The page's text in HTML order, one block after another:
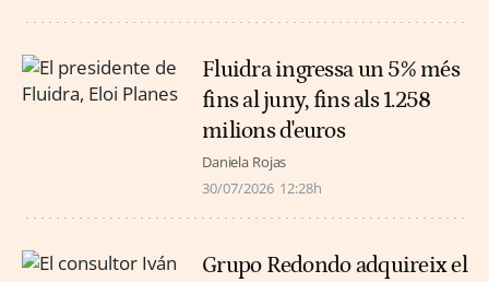
Fluidra ingressa un 5% més
fins al juny, fins als 1.258
milions d'euros
Daniela Rojas
30/07/2026 12:28h
Grupo Redondo adquireix el